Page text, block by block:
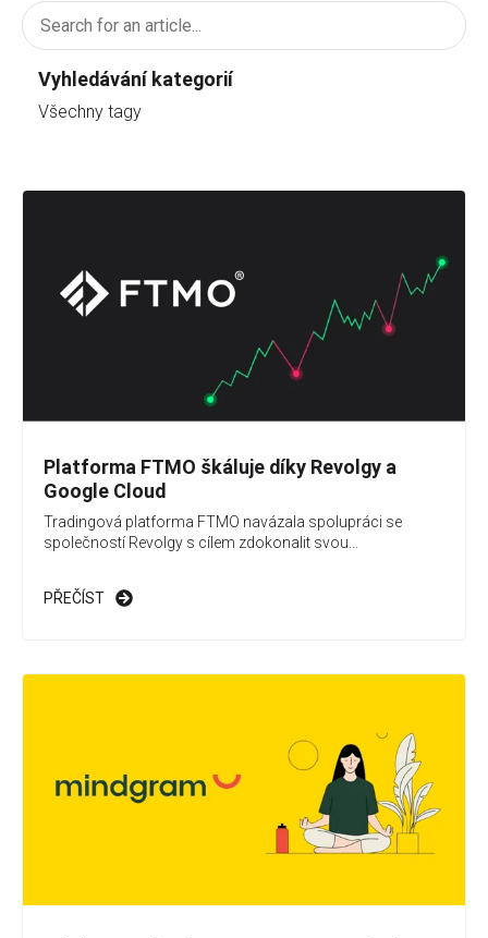
Vyhledávání kategorií
Všechny tagy
Platforma FTMO škáluje díky Revolgy a
Google Cloud
Tradingová platforma FTMO navázala spolupráci se
společností Revolgy s cílem zdokonalit svou...
PŘEČÍST